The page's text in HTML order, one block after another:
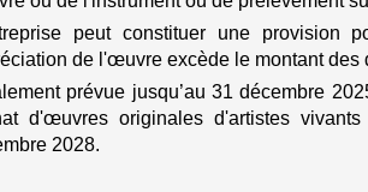
peut constituer une provision
de l'œuvre excède le montant des
prévue jusqu’au 31 décembre
d'œuvres originales d'artistes
2028.